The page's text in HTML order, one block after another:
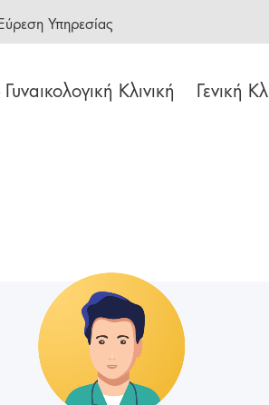
Κλινική Γενική
Υπηρεσίας